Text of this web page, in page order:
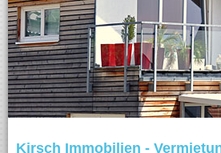
Kirsch Immobilien -